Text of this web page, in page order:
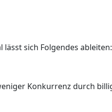
sich Folgendes
Konkurrenz durch